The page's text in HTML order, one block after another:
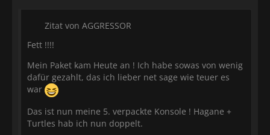
Zitat von AGGRESSOR
Fett !!!!
Mein Paket kam Heute an ! Ich habe sowas von wenig
dafür gezahlt, das ich lieber net sage wie teuer es
war
Das ist nun meine 5. verpackte Konsole ! Hagane +
Turtles hab ich nun doppelt.